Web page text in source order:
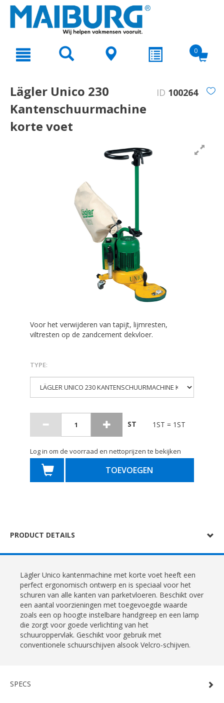
text.skipToNavigation
0
Lägler Unico 230
Kantenschuurmachine
korte voet
ID 100264
Voor het verwijderen van tapijt, lijmresten,
viltresten op de zandcement dekvloer.
TYPE:
ST 1ST = 1ST
Log in om de voorraad en nettoprijzen te bekijken
TOEVOEGEN
PRODUCT DETAILS
Lägler Unico kantenmachine met korte voet heeft een
perfect ergonomisch ontwerp en is speciaal voor het
schuren van alle kanten van parketvloeren. Beschikt over
een aantal voorzieningen met toegevoegde waarde
zoals een op hoogte instelbare handgreep en een lamp
die zorgt voor goede verlichting van het
schuuroppervlak. Geschikt voor gebruik met
conventionele schuurschijven alsook Velcro-schijven.
SPECS